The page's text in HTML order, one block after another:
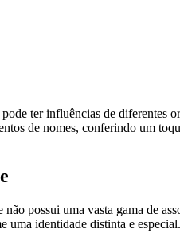
ter influências de diferentes
de nomes, conferindo um
possui uma vasta gama de
identidade distinta e